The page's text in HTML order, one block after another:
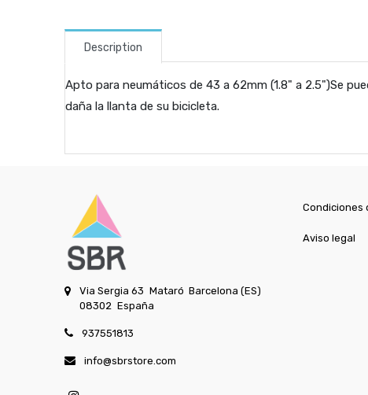
Description
Apto para neumáticos de 43 a 62mm (1.8" a 2.5")Se
daña la llanta de su bicicleta.
Via Sergia 63 Mataró Barcelona (ES)
08302 España
937551813
info@sbrstore.com
Condiciones
Aviso legal